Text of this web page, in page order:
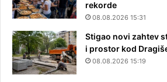
rekorde
08.08.2026 15:31
Stigao novi zahtev
i prostor kod
08.08.2026 15:19